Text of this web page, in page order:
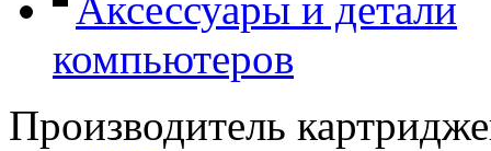
компьютеров
Производитель